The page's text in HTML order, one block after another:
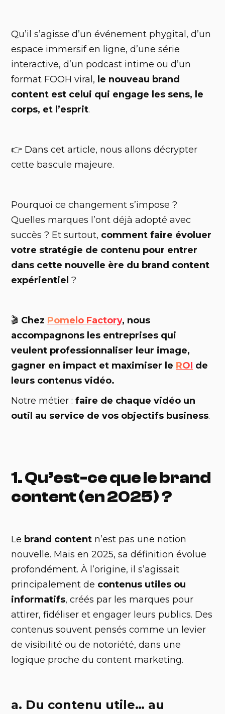
Qu’il s’agisse d’un événement phygital, d’un
espace immersif en ligne, d’une série
interactive, d’un podcast intime ou d’un
format FOOH viral, le nouveau brand
content est celui qui engage les sens, le
corps, et l’esprit.
👉 Dans cet article, nous allons décrypter
cette bascule majeure.
Pourquoi ce changement s’impose ?
Quelles marques l’ont déjà adopté avec
succès ? Et surtout, comment faire évoluer
votre stratégie de contenu pour entrer
dans cette nouvelle ère du brand content
expérientiel ?
🎬 Chez Pomelo Factory, nous
accompagnons les entreprises qui
veulent professionnaliser leur image,
gagner en impact et maximiser le ROI de
leurs contenus vidéo.
Notre métier :faire de chaque vidéo un
outil au service de vos objectifs business.
1. Qu’est-ce que le brand
content (en 2025) ?
Le brand content n’est pas une notion
nouvelle. Mais en 2025, sa définition évolue
profondément. À l’origine, il s’agissait
principalement de contenus utiles ou
informatifs, créés par les marques pour
attirer, fidéliser et engager leurs publics. Des
contenus souvent pensés comme un levier
de visibilité ou de notoriété, dans une
logique proche du content marketing.
a. Du contenu utile… au